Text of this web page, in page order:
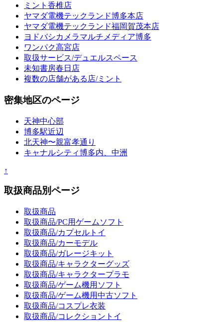
ミント香椎店
ヤマダ電機テックランド博多本店
ヤマダ電機テックランド福岡賀茂本店
ヨドバシカメラマルチメディア博多
ワンパク高宮店
取扱サービス/デュエルスペース
未知書房春日店
複数の店舗がある店/ミント
密集地区のページ
天神中心部
博多駅近辺
北天神〜親富孝通り
キャナルシティ博多内、中洲
↑
取扱商品別ページ
取扱商品
取扱商品/PC用ゲームソフト
取扱商品/カプセルトイ
取扱商品/カーモデル
取扱商品/ガレージキット
取扱商品/キャラクターグッズ
取扱商品/キャラクタープラモ
取扱商品/ゲーム機用ソフト
取扱商品/ゲーム機用中古ソフト
取扱商品/コスプレ衣装
取扱商品/コレクショントイ